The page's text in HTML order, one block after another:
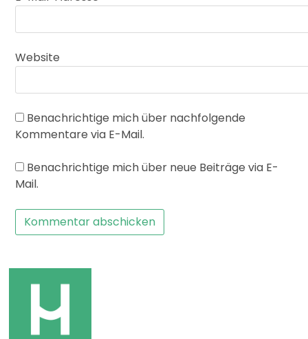
Website
Benachrichtige mich über nachfolgende
Kommentare via E-Mail.
Benachrichtige mich über neue Beiträge via E-
Mail.